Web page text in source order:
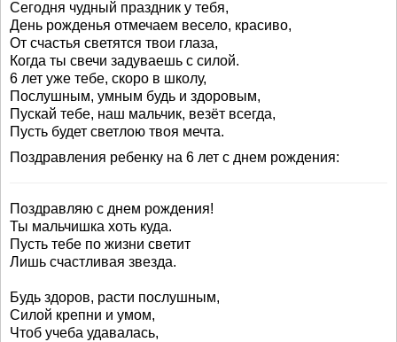
Сегодня чудный праздник у тебя,
День рожденья отмечаем весело, красиво,
От счастья светятся твои глаза,
Когда ты свечи задуваешь с силой.
6 лет уже тебе, скоро в школу,
Послушным, умным будь и здоровым,
Пускай тебе, наш мальчик, везёт всегда,
Пусть будет светлою твоя мечта.
Поздравления ребенку на 6 лет с днем рождения:
Поздравляю с днем рождения!
Ты мальчишка хоть куда.
Пусть тебе по жизни светит
Лишь счастливая звезда.
Будь здоров, расти послушным,
Силой крепни и умом,
Чтоб учеба удавалась,